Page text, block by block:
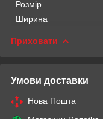
Розмір
Ширина
Приховати
Умови доставки
Нова Пошта